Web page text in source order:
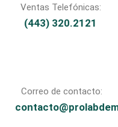
Ventas Telefónicas:
(443) 320.2121
Correo de contacto: